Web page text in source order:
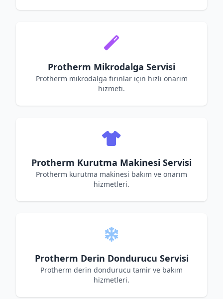
Protherm Mikrodalga Servisi
Protherm mikrodalga fırınlar için hızlı onarım
hizmeti.
Protherm Kurutma Makinesi Servisi
Protherm kurutma makinesi bakım ve onarım
hizmetleri.
Protherm Derin Dondurucu Servisi
Protherm derin dondurucu tamir ve bakım
hizmetleri.